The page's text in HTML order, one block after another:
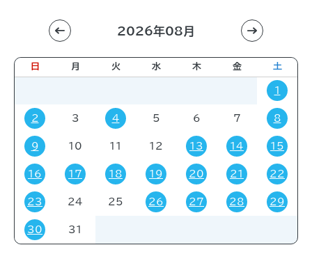
利用目的
すべて 進学相談会 講習会
販売会 展示会 イベント コミック・ゲーム
その他
対象者
すべて
2026年08月
日 月 火 水 木 金 土
1
2 3 4 5 6 7 8
9 10 11 12 13 14 15
16 17 18 19 20 21 22
23 24 25 26 27 28 29
30 31